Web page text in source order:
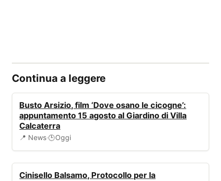
Continua a leggere
📰
Busto Arsizio, film ‘Dove osano le cicogne’:
appuntamento 15 agosto al Giardino di Villa
Calcaterra
📍 News·🕒Oggi
Cinisello Balsamo, Protocollo per la